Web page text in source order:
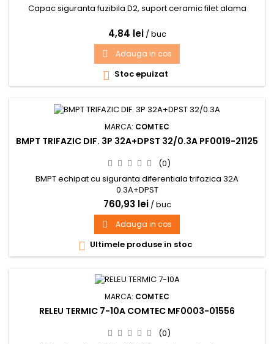
Capac siguranta fuzibila D2, suport ceramic filet alama
4,84 lei / buc
 Adauga in cos
 Stoc epuizat
MARCA: COMTEC
BMPT TRIFAZIC DIF. 3P 32A+DPST 32/0.3A PF0019-21125
(0)
BMPT echipat cu siguranta diferentiala trifazica 32A
0.3A+DPST
760,93 lei / buc
 Adauga in cos
 Ultimele produse in stoc
MARCA: COMTEC
RELEU TERMIC 7-10A COMTEC MF0003-01556
(0)